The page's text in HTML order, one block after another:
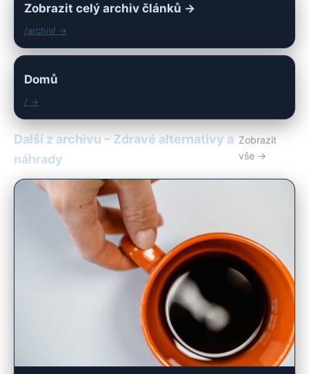
Zobrazit celý archiv článků →
/archiv/ →
Domů
/ →
Další z archivu – Zdravé alternativy a
náhrady
Zobrazit
vše →